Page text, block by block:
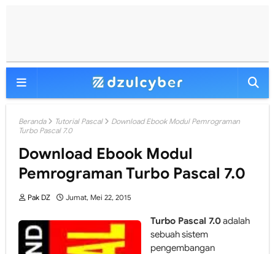
Beranda Tutorial Pascal
Download Ebook Modul Pemrograman
Turbo Pascal 7.0
Download Ebook Modul
Pemrograman Turbo Pascal 7.0
Pak DZ Jumat, Mei 22, 2015
Turbo Pascal 7.0adalah
sebuah sistem
pengembangan